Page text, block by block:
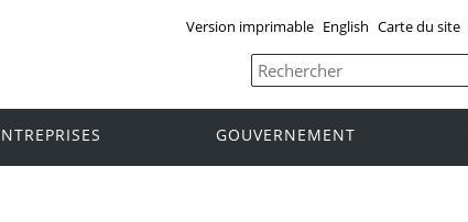
Version imprimable English Carte du site
GOUVERNEMENT